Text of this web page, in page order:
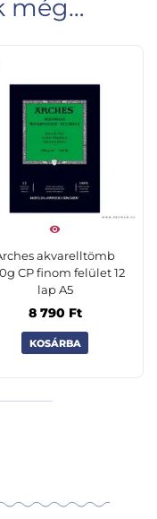
még…
akvarelltömb
CP finom felület 12
lap A5
8 790 Ft
KOSÁRBA